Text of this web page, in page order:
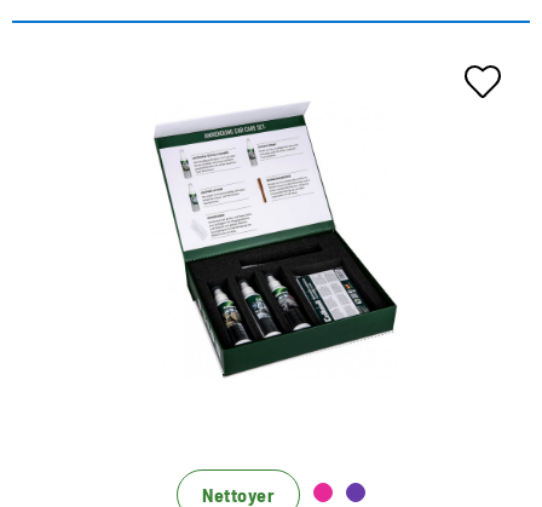
Das Set zum Vorzugspreis - 25%
Rabatt gegenüber Einzelbezug
die perfekte Reinigung und Pflege des Auto-
der Leather & Textile Cleaner entfernt zuverlässig
Alterung und Abnutzung vor
Nettoyer